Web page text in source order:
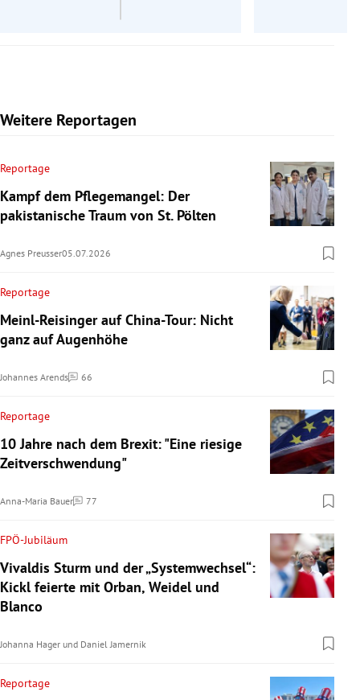
Weitere Reportagen
Reportage
Kampf dem Pflegemangel: Der
pakistanische Traum von St. Pölten
Agnes Preusser05.07.2026
Reportage
Meinl-Reisinger auf China-Tour: Nicht
ganz auf Augenhöhe
Johannes Arends 66
Kommentare
Reportage
10 Jahre nach dem Brexit: "Eine riesige
Zeitverschwendung"
Anna-Maria Bauer 77
Kommentare
FPÖ-Jubiläum
Vivaldis Sturm und der „Systemwechsel“:
Kickl feierte mit Orban, Weidel und
Blanco
Johanna Hager und Daniel Jamernik
Reportage